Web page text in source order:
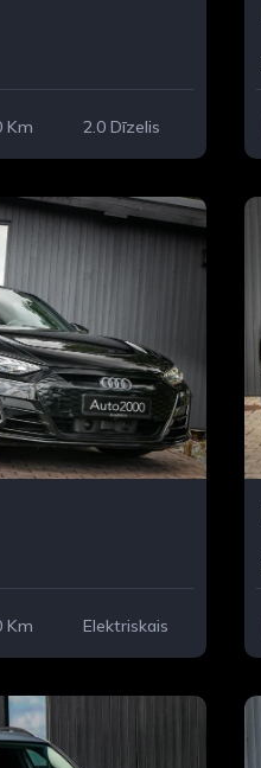
Km 2.0 Dīzelis
Km Elektriskais